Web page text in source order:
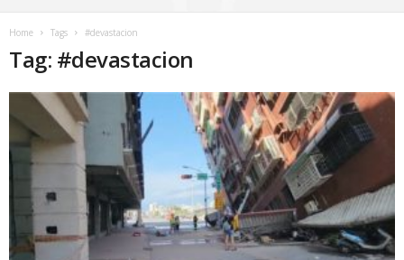
Home Tags #devastacion
Tag: #devastacion